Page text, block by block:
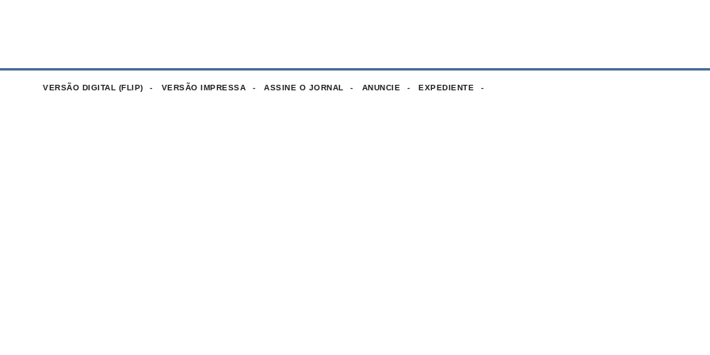
VERSÃO DIGITAL (FLIP) VERSÃO IMPRESSA ASSINE O JORNAL ANUNCIE EXPEDIENTE